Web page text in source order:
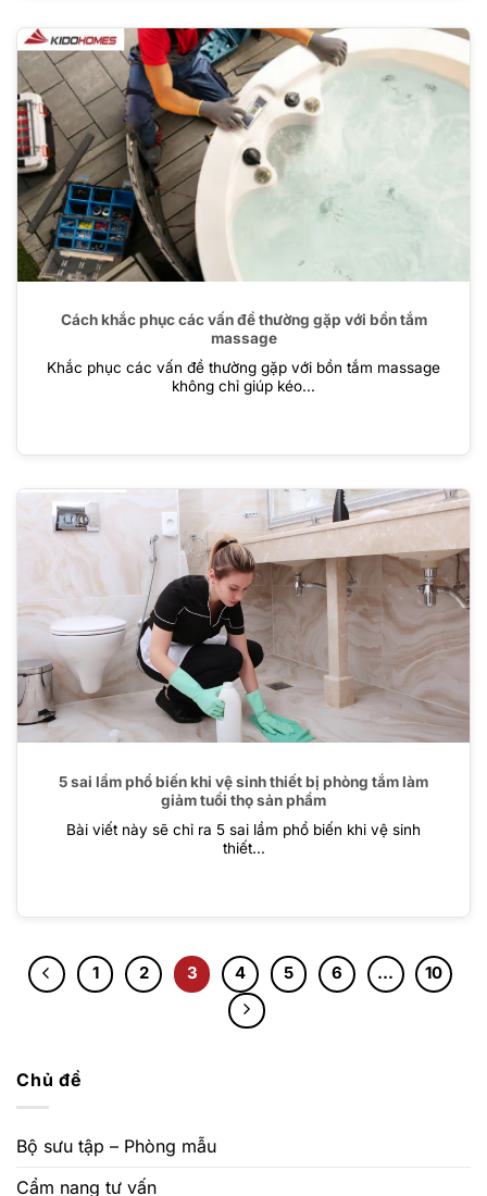
Cách khắc phục các vấn đề thường gặp với bồn tắm
massage
Khắc phục các vấn đề thường gặp với bồn tắm massage
không chỉ giúp kéo...
5 sai lầm phổ biến khi vệ sinh thiết bị phòng tắm làm
giảm tuổi thọ sản phẩm
Bài viết này sẽ chỉ ra 5 sai lầm phổ biến khi vệ sinh
thiết...
1 2 3 4 5 6 … 10
Chủ đề
Bộ sưu tập – Phòng mẫu
Cẩm nang tư vấn